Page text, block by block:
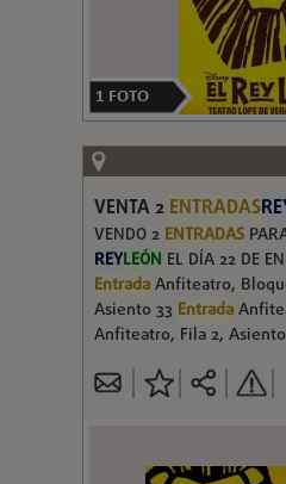
1 FOTO
VENTA 2 ENTRADAS
VENDO 2 ENTRADAS
REYLEÓN EL DÍA 22 DE
EntradaAnfiteatro,
Asiento 33 Entrada
Anfiteatro, Fila 2,